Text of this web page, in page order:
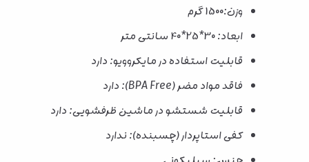
وزن:1500 گرم
ابعاد: 30*25*40 سانتی متر
قابلیت استفاده در مایکروویو: دارد
فاقد مواد مضر (BPA Free): دارد
قابلیت شستشو در ماشین ظرفشویی: دارد
کفی استاپردار (چسبنده): ندارد